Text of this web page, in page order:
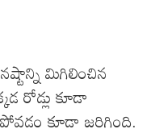
మిగిలించిన
రోడ్లు కూడా
కూడా జరిగింది.